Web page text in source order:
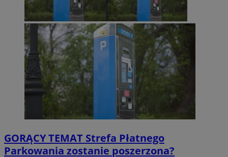
GORĄCY TEMAT Strefa Płatnego
Parkowania zostanie poszerzona?